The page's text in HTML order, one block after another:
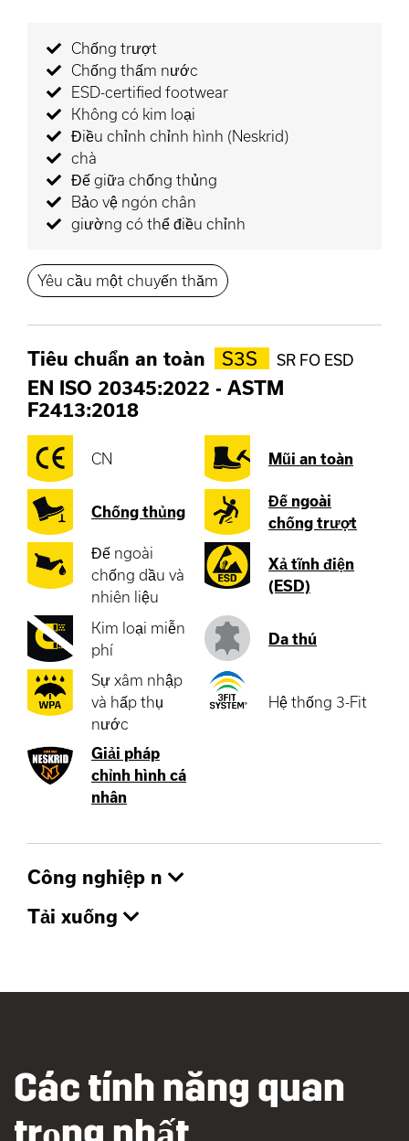
Chống trượt
Chống thấm nước
ESD-certified footwear
Không có kim loại
Điều chỉnh chỉnh hình (Neskrid)
chà
Đế giữa chống thủng
Bảo vệ ngón chân
giường có thể điều chỉnh
Yêu cầu một chuyến thăm
Tiêu chuẩn an toàn S3S SR FO ESD
EN ISO 20345:2022 - ASTM
F2413:2018
CN Mũi an toàn
Chống thủng
Đế ngoài
chống trượt
Đế ngoài
chống dầu và
nhiên liệu
Xả tĩnh điện
(ESD)
Kim loại miễn
phí
Da thú
Sự xâm nhập
và hấp thụ
nước
Hệ thống 3-Fit
Giải pháp
chỉnh hình cá
nhân
Công nghiệp n
Tải xuống
Các tính năng quan